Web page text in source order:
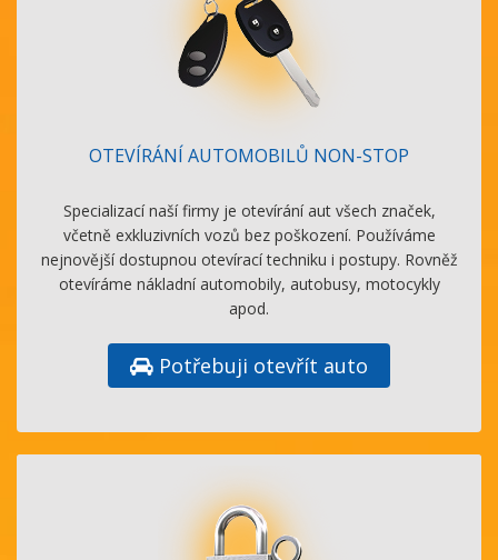
OTEVÍRÁNÍ AUTOMOBILŮ NON-STOP
Specializací naší firmy je otevírání aut všech značek,
včetně exkluzivních vozů bez poškození. Používáme
nejnovější dostupnou otevírací techniku i postupy. Rovněž
otevíráme nákladní automobily, autobusy, motocykly
apod.
Potřebuji otevřít auto